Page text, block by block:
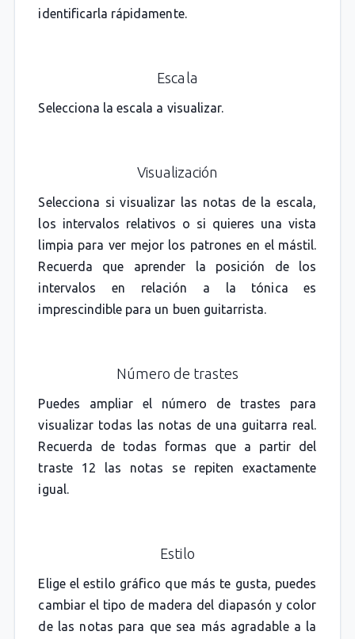
identificarla rápidamente.
Escala
Selecciona la escala a visualizar.
Visualización
Selecciona si visualizar las notas de la escala,
los intervalos relativos o si quieres una vista
limpia para ver mejor los patrones en el mástil.
Recuerda que aprender la posición de los
intervalos en relación a la tónica es
imprescindible para un buen guitarrista.
Número de trastes
Puedes ampliar el número de trastes para
visualizar todas las notas de una guitarra real.
Recuerda de todas formas que a partir del
traste 12 las notas se repiten exactamente
igual.
Estilo
Elige el estilo gráfico que más te gusta, puedes
cambiar el tipo de madera del diapasón y color
de las notas para que sea más agradable a la